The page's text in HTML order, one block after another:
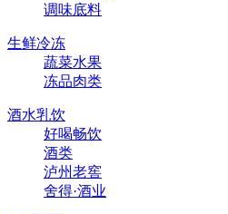
调味底料
生鲜冷冻
蔬菜水果
冻品肉类
酒水乳饮
好喝畅饮
酒类
泸州老窖
舍得·酒业